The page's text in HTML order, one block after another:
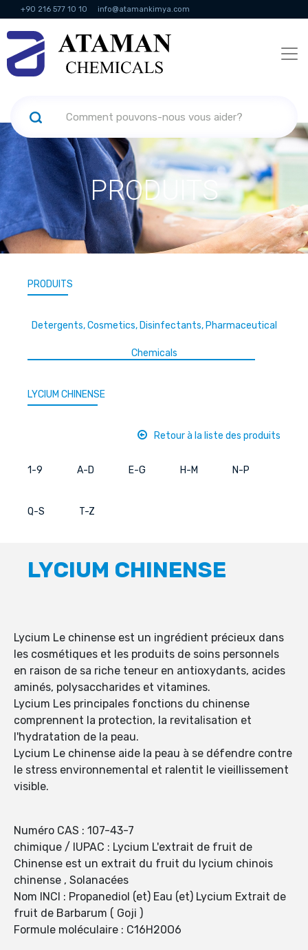
+90 216 577 10 10 info@atamankimya.com
KVKK Politikası Services de la société de l'information
humaines
PRODUITS
PRODUITS
Detergents, Cosmetics, Disinfectants, Pharmaceutical
Chemicals
LYCIUM CHINENSE
Retour à la liste des produits
1-9 A-D E-G H-M N-P
Q-S T-Z
LYCIUM CHINENSE
Lycium Le chinense est un ingrédient précieux dans
les cosmétiques et les produits de soins personnels
en raison de sa riche teneur en antioxydants, acides
aminés, polysaccharides et vitamines.
Lycium Les principales fonctions du chinense
comprennent la protection, la revitalisation et
l'hydratation de la peau.
Lycium Le chinense aide la peau à se défendre contre
le stress environnemental et ralentit le vieillissement
visible.
Numéro CAS : 107-43-7
chimique / IUPAC : Lycium L'extrait de fruit de
Chinense est un extrait du fruit du lycium chinois
chinense , Solanacées
Nom INCI : Propanediol (et) Eau (et) Lycium Extrait de
fruit de Barbarum ( Goji )
Formule moléculaire : C16H20O6